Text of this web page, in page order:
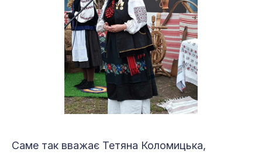
Саме так вважає Тетяна Коломицька,